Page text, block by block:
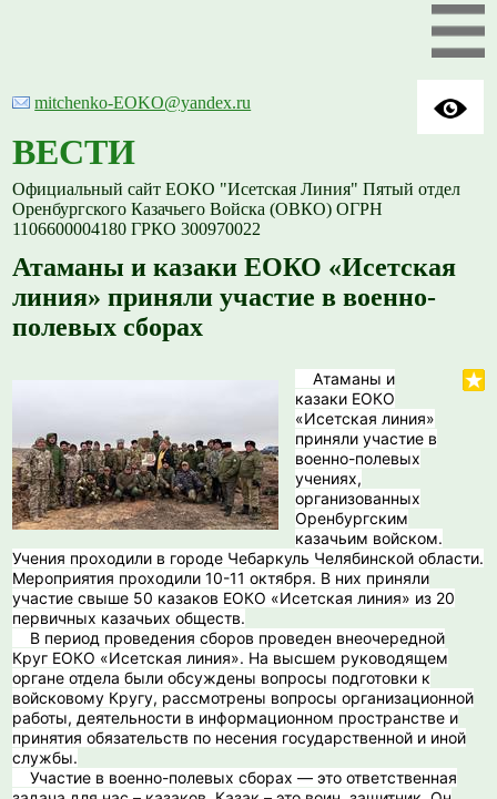
mitchenko-EOKO@yandex.ru
ВЕСТИ
Официальный сайт ЕОКО "Исетская Линия" Пятый отдел
Оренбургского Казачьего Войска (ОВКО) ОГРН
1106600004180 ГРКО 300970022
Атаманы и казаки ЕОКО «Исетская
линия» приняли участие в военно-
полевых сборах
Атаманы и
казаки ЕОКО
«Исетская линия»
приняли участие в
военно-полевых
учениях,
организованных
Оренбургским
казачьим войском.
Учения проходили в городе Чебаркуль Челябинской области.
Мероприятия проходили 10-11 октября. В них приняли
участие свыше 50 казаков ЕОКО «Исетская линия» из 20
первичных казачьих обществ.
В период проведения сборов проведен внеочередной
Круг ЕОКО «Исетская линия». На высшем руководящем
органе отдела были обсуждены вопросы подготовки к
войсковому Кругу, рассмотрены вопросы организационной
работы, деятельности в информационном пространстве и
принятия обязательств по несения государственной и иной
службы.
️ Участие в военно-полевых сборах — это ответственная